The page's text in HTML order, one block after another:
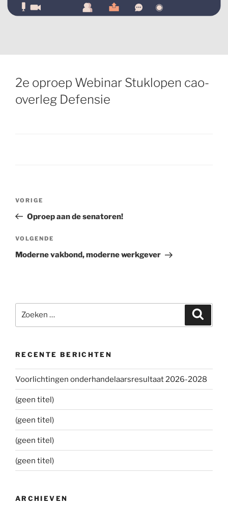
2e oproep Webinar Stuklopen cao-
overleg Defensie
Bericht
Vorig
bericht
VORIGE
Oproep aan de senatoren!
Volgend
bericht
VOLGENDE
Moderne vakbond, moderne werkgever
RECENTE BERICHTEN
Voorlichtingen onderhandelaarsresultaat 2026-2028
(geen titel)
(geen titel)
(geen titel)
(geen titel)
ARCHIEVEN